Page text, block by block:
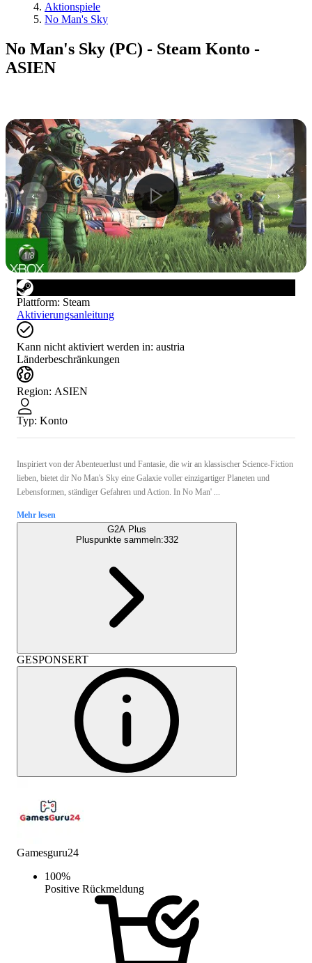
Aktionspiele
No Man's Sky
No Man's Sky (PC) - Steam Konto -
ASIEN
1/8
Plattform: Steam
Aktivierungsanleitung
Kann nicht aktiviert werden in: austria
Länderbeschränkungen
Region: ASIEN
Typ: Konto
Inspiriert von der Abenteuerlust und Fantasie, die wir an klassischer Science-Fiction
lieben, bietet dir No Man's Sky eine Galaxie voller einzigartiger Planeten und
Lebensformen, ständiger Gefahren und Action. In No Man' ...
Mehr lesen
G2A Plus
Pluspunkte sammeln:332
GESPONSERT
Gamesguru24
100%
Positive Rückmeldung